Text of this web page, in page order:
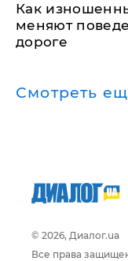
Как
меняют
дороге
Смотреть
© 2026, Диалог.ua
Все права